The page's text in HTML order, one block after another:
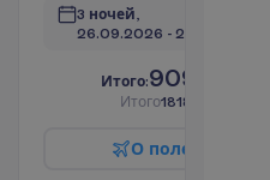
3 ночей,
26.09.2026 - 29.09.2026
Итого:909.33
Итого1818.66
О поле